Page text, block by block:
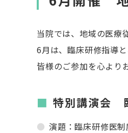
当院では、地域の医療
6月は、臨床研修指導
皆様のご参加を心より
特別講演会
演題：臨床研修医